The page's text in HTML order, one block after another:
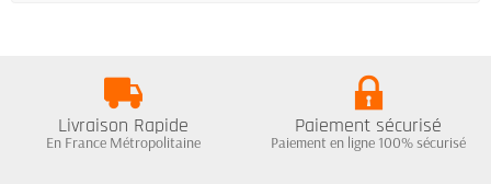
Livraison Rapide
En France Métropolitaine
Paiement sécurisé
Paiement en ligne 100% sécurisé